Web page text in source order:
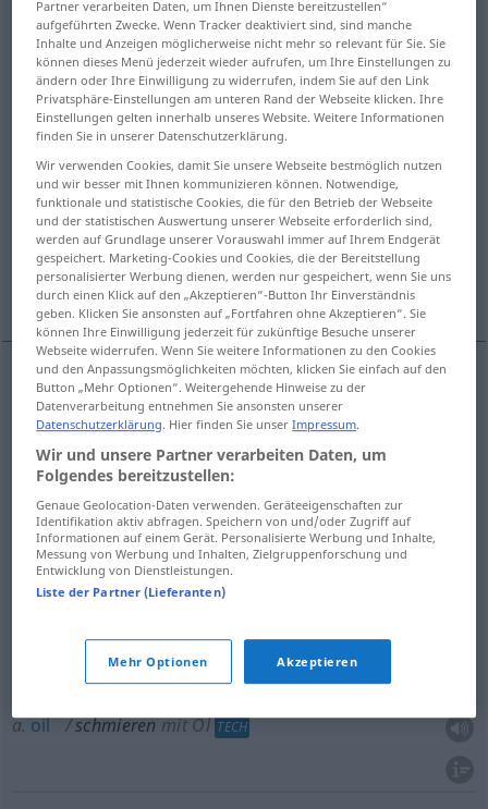
Übersicht aller Übersetzungen
(Für mehr Details die Übersetzung anklicken/antippen)
spread butter
lubricate, grease, oil smear
scribble, scrawl scribble down
Weitere Beispiele...
spread schmierenstreichen
butter schmierenmit Butter
schmierenmit Starrschmiere
a.oil schmierenmit Öl TECH
Partner verarbeiten Daten, um Ihnen Dienste bereitzustellen“
aufgeführten Zwecke. Wenn Tracker deaktiviert sind, sind manche
Inhalte und Anzeigen möglicherweise nicht mehr so relevant für Sie. Sie
können dieses Menü jederzeit wieder aufrufen, um Ihre Einstellungen zu
ändern oder Ihre Einwilligung zu widerrufen, indem Sie auf den Link
Privatsphäre-Einstellungen am unteren Rand der Webseite klicken. Ihre
Einstellungen gelten innerhalb unseres Website. Weitere Informationen
finden Sie in unserer Datenschutzerklärung.
Wir verwenden Cookies, damit Sie unsere Webseite bestmöglich nutzen
und wir besser mit Ihnen kommunizieren können. Notwendige,
funktionale und statistische Cookies, die für den Betrieb der Webseite
und der statistischen Auswertung unserer Webseite erforderlich sind,
werden auf Grundlage unserer Vorauswahl immer auf Ihrem Endgerät
gespeichert. Marketing-Cookies und Cookies, die der Bereitstellung
personalisierter Werbung dienen, werden nur gespeichert, wenn Sie uns
durch einen Klick auf den „Akzeptieren“-Button Ihr Einverständnis
geben. Klicken Sie ansonsten auf „Fortfahren ohne Akzeptieren“. Sie
können Ihre Einwilligung jederzeit für zukünftige Besuche unserer
Webseite widerrufen. Wenn Sie weitere Informationen zu den Cookies
und den Anpassungsmöglichkeiten möchten, klicken Sie einfach auf den
Button „Mehr Optionen“. Weitergehende Hinweise zu der
Datenverarbeitung entnehmen Sie ansonsten unserer
Datenschutzerklärung. Hier finden Sie unserImpressum.
Wir und unsere Partner verarbeiten Daten, um
Folgendes bereitzustellen:
Genaue Geolocation-Daten verwenden. Geräteeigenschaften zur
Identifikation aktiv abfragen. Speichern von und/oder Zugriff auf
Informationen auf einem Gerät. Personalisierte Werbung und Inhalte,
Messung von Werbung und Inhalten, Zielgruppenforschung und
Entwicklung von Dienstleistungen.
Liste der Partner (Lieferanten)
Mehr Optionen Akzeptieren